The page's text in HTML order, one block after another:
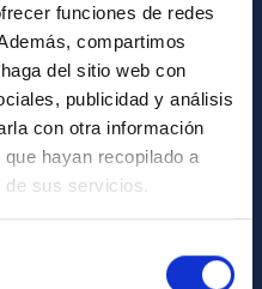
funciones de redes
compartimos
del sitio web con
publicidad y análisis
con otra información
hayan recopilado a
de sus servicios.